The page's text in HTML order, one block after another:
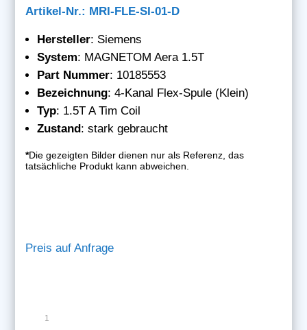
Artikel-Nr.: MRI-FLE-SI-01-D
Hersteller: Siemens
System: MAGNETOM Aera 1.5T
Part Nummer: 10185553
Bezeichnung: 4-Kanal Flex-Spule (Klein)
Typ: 1.5T A Tim Coil
Zustand: stark gebraucht
*Die gezeigten Bilder dienen nur als Referenz, das
tatsächliche Produkt kann abweichen.
Preis auf Anfrage